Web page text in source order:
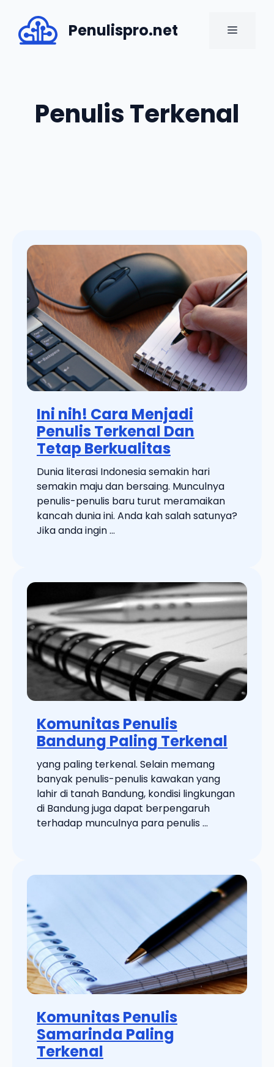
content
Penulispro.net MENU
Penulis Terkenal
Ini nih! Cara Menjadi
Penulis Terkenal Dan
Tetap Berkualitas
Dunia literasi Indonesia semakin hari
semakin maju dan bersaing. Munculnya
penulis-penulis baru turut meramaikan
kancah dunia ini. Anda kah salah satunya?
Jika anda ingin ...
Komunitas Penulis
Bandung Paling Terkenal
yang paling terkenal. Selain memang
banyak penulis-penulis kawakan yang
lahir di tanah Bandung, kondisi lingkungan
di Bandung juga dapat berpengaruh
terhadap munculnya para penulis ...
Komunitas Penulis
Samarinda Paling
Terkenal